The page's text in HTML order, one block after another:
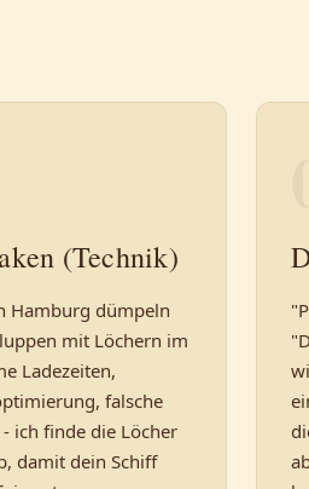
(Technik)
Hamburg dümpeln
mit Löchern im
Ladezeiten,
falsche
ich finde die Löcher
damit dein Schiff